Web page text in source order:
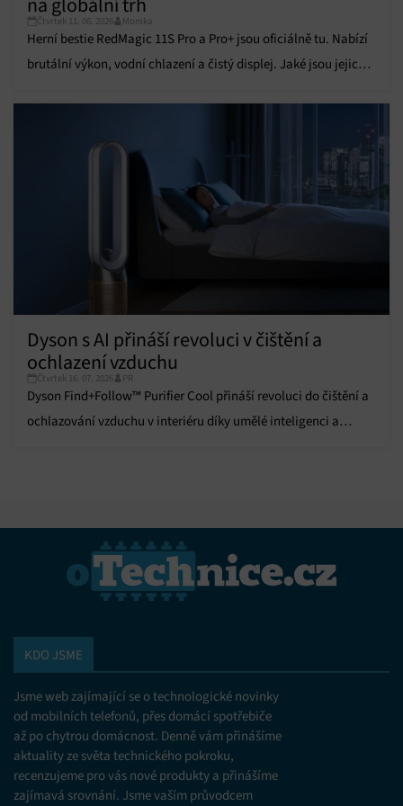
údajů, Propojení různých zařízení, Identifikace
zařízení na základě automaticky přenášených
informací.
Vždy aktivní
na globální trh
Čtvrtek 11. 06. 2026 Monika
Herní bestie RedMagic 11S Pro a Pro+ jsou oficiálně tu. Nabízí
brutální výkon, vodní chlazení a čistý displej. Jaké jsou jejich
Dyson s AI přináší revoluci v čištění a
ochlazení vzduchu
Čtvrtek 16. 07. 2026 PR
Dyson Find+Follow™ Purifier Cool přináší revoluci do čištění a
ochlazování vzduchu v interiéru díky umělé inteligenci a
KDO JSME
Jsme web zajímající se o technologické novinky
od mobilních telefonů, přes domácí spotřebiče
až po chytrou domácnost. Denně vám přinášíme
aktuality ze světa technického pokroku,
recenzujeme pro vás nové produkty a přinášíme
zajímavá srovnání. Jsme vaším průvodcem